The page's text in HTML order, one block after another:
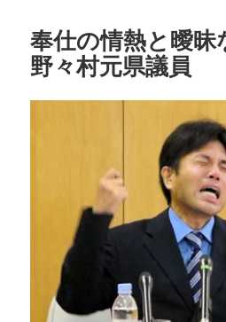
奉仕の情熱と曖昧
野々村元県議員